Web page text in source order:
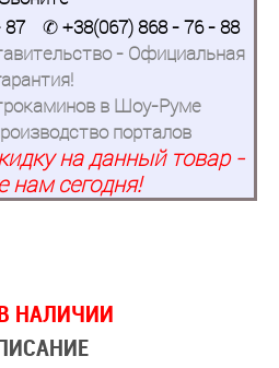
87 ✆+38(067) 868 - 76 - 88
- Официальная
в Шоу-Руме
порталов
на данный товар -
нам сегодня!
НАЛИЧИИ